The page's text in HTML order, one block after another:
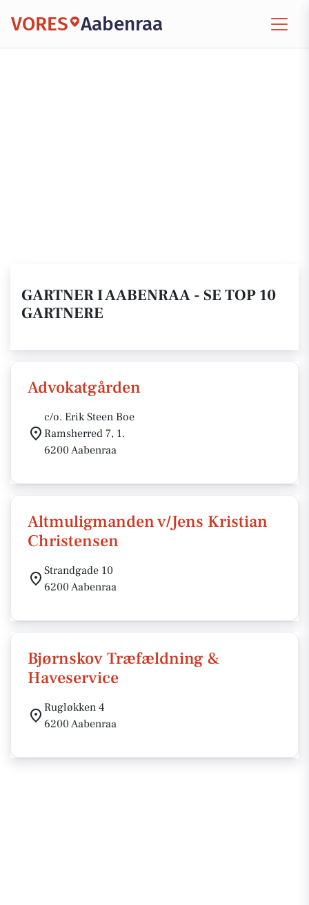
VORES Aabenraa
GARTNER I AABENRAA - SE TOP 10
GARTNERE
Advokatgården
c/o. Erik Steen Boe
Ramsherred 7, 1.
6200 Aabenraa
Altmuligmanden v/Jens Kristian
Christensen
Strandgade 10
6200 Aabenraa
Bjørnskov Træfældning &
Haveservice
Rugløkken 4
6200 Aabenraa